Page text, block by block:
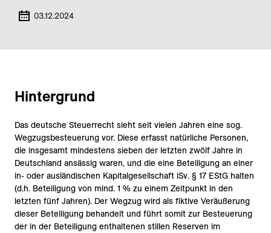
03.12.2024
Hintergrund
Das deutsche Steuerrecht sieht seit vielen Jahren eine sog.
Wegzugsbesteuerung vor. Diese erfasst natürliche Personen,
die insgesamt mindestens sieben der letzten zwölf Jahre in
Deutschland ansässig waren, und die eine Beteiligung an einer
in- oder ausländischen Kapitalgesellschaft iSv. § 17 EStG halten
(d.h. Beteiligung von mind. 1 % zu einem Zeitpunkt in den
letzten fünf Jahren). Der Wegzug wird als fiktive Veräußerung
dieser Beteiligung behandelt und führt somit zur Besteuerung
der in der Beteiligung enthaltenen stillen Reserven im